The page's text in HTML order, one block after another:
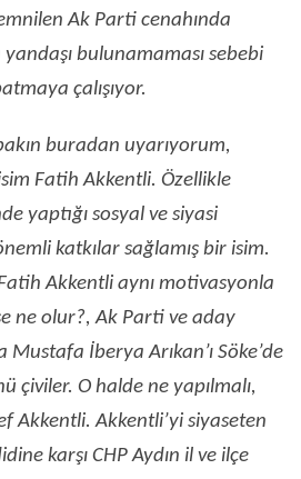
Ak Parti cenahında
bulunamaması sebebi
çalışıyor.
buradan uyarıyorum,
Fatih Akkentli. Özellikle
yaptığı sosyal ve siyasi
katkılar sağlamış bir isim.
Akkentli aynı motivasyonla
ne olur?, Ak Parti ve aday
İberya Arıkan’ı Söke’de
çiviler. O halde ne yapılmalı,
Akkentli. Akkentli’yi siyaseten
karşı CHP Aydın il ve ilçe